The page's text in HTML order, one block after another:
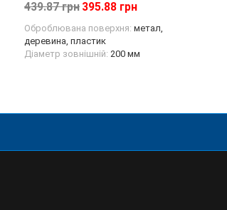
439.87 грн 395.88 грн
Оброблювана поверхня: метал,
деревина, пластик
Діаметр зовнішній: 200 мм